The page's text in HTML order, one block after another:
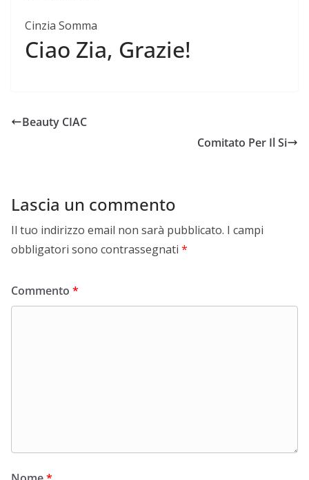
Cinzia Somma
Ciao Zia, Grazie!
Beauty CIAC
Comitato Per Il Si
Lascia un commento
Il tuo indirizzo email non sarà pubblicato. I campi
obbligatori sono contrassegnati *
Commento *